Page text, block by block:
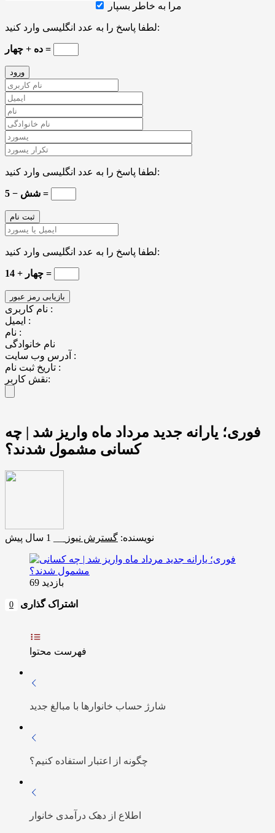
مرا به خاطر بسپار
لطفا پاسخ را به عدد انگلیسی وارد کنید:
ده + چهار =
لطفا پاسخ را به عدد انگلیسی وارد کنید:
شش − 5 =
لطفا پاسخ را به عدد انگلیسی وارد کنید:
چهار + 14 =
نام کاربری :
ایمیل :
نام :
نام خانوادگی
آدرس وب سایت :
تاریخ ثبت نام :
نقش کاربر:
فوری؛ یارانه جدید مرداد ماه واریز شد | چه
کسانی مشمول شدند؟
نویسنده: گسترش نیوز 1 سال پیش
بازدید 69
اشتراک گذاری 0
فهرست محتوا
شارژ حساب خانوارها با مبالغ جدید
چگونه از اعتبار استفاده کنیم؟
اطلاع از دهک درآمدی خانوار